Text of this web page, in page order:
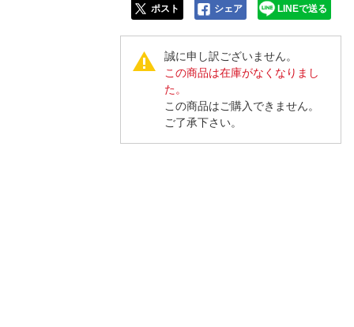
ポスト シェア LINEで送る
誠に申し訳ございません。
この商品は在庫がなくなりまし
た。
この商品はご購入できません。
ご了承下さい。